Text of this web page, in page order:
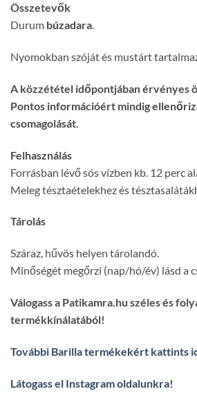
Összetevők
Durum búzadara.
Nyomokban szóját és mustárt
A közzététel időpontjában érvényes
Pontos információért mindig
csomagolását.
Felhasználás
Forrásban lévő sós vízben kb. 12 perc
Meleg tésztaételekhez és
Tárolás
Száraz, hűvös helyen tárolandó.
Minőségét megőrzi (nap/hó/év) lásd a
Válogass a Patikamra.hu széles és
termékkínálatából!
További Barilla termékekért kattints
Látogass el Instagram oldalunkra!